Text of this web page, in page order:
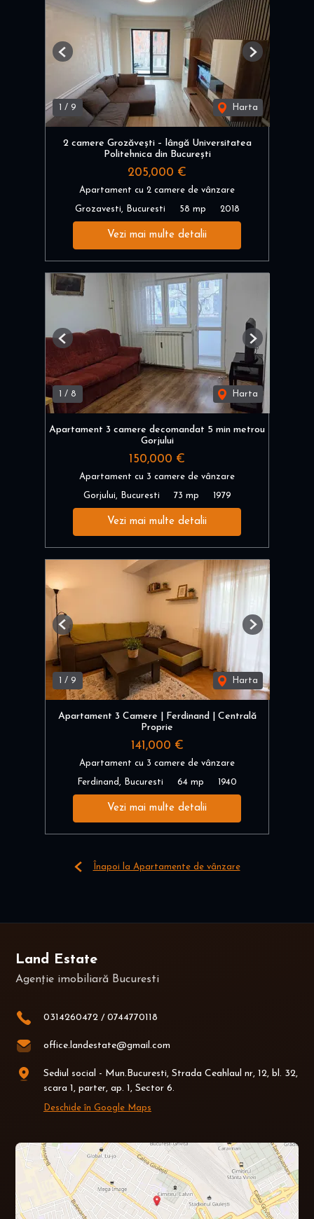
/ 9 Harta
Previous Next
2 camere Grozăvești – lângă Universitatea
Politehnica din București
205,000 €
Apartament cu 2 camere de vânzare
Grozavesti, Bucuresti 58 mp 2018
Vezi mai multe detalii
1 / 8 Harta
Previous Next
Apartament 3 camere decomandat 5 min metrou
Gorjului
150,000 €
Apartament cu 3 camere de vânzare
Gorjului, Bucuresti 73 mp 1979
Vezi mai multe detalii
1 / 9 Harta
Previous Next
Apartament 3 Camere | Ferdinand | Centrală
Proprie
141,000 €
Apartament cu 3 camere de vânzare
Ferdinand, Bucuresti 64 mp 1940
Vezi mai multe detalii
Înapoi la Apartamente de vânzare
Land Estate
Agenție imobiliară Bucuresti
0314260472 / 0744770118
office.landestate@gmail.com
Sediul social - Mun.Bucuresti, Strada Ceahlaul nr, 12, bl. 32,
scara 1, parter, ap. 1, Sector 6.
Deschide în Google Maps